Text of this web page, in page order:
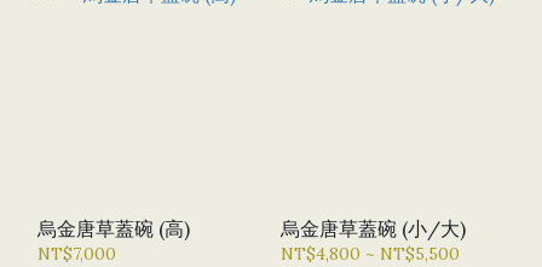
烏金唐草蓋碗 (高)
NT$7,000
烏金唐草蓋碗 (小/大)
NT$4,800 ~ NT$5,500